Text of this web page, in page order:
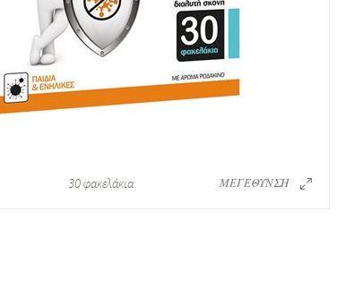
ΜΕΓΕΘΥΝΣΗ
30 φακελάκια